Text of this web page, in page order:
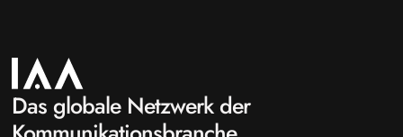
Das globale Netzwerk der